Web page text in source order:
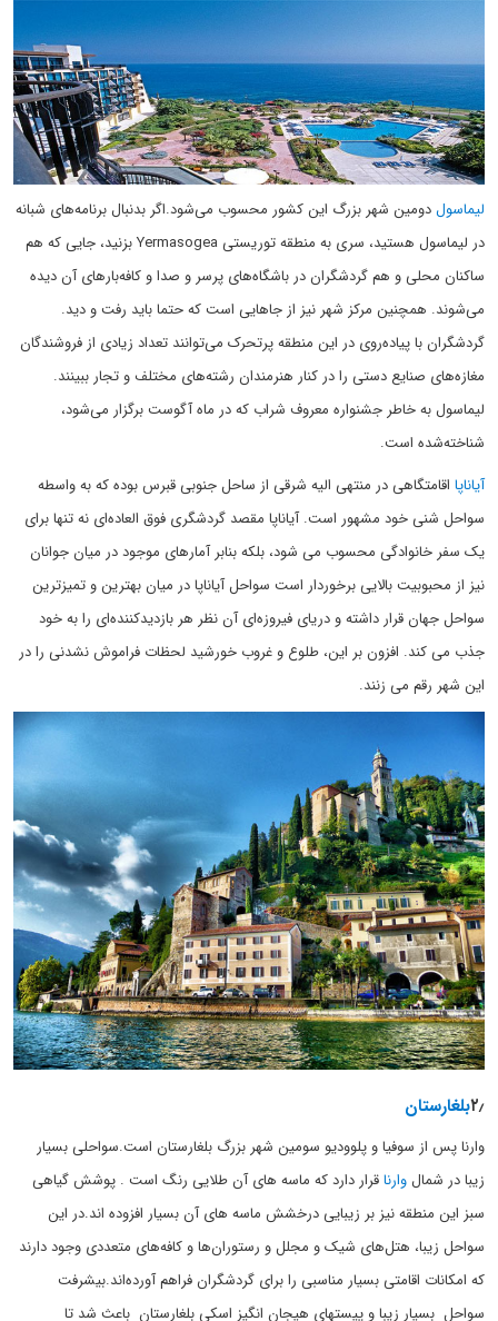
لیماسولدومین شهر بزرگ این کشور محسوب می‌شود.اگر بدنبال برنامه‌های شبانه
در لیماسول هستید، سری به منطقه توریستی Yermasogea بزنید، جایی که هم
ساکنان محلی و هم گردشگران در باشگاه‌های پر‌سر و صدا و کافه‌بارهای آن دیده
می‌شوند. همچنین مرکز شهر نیز از جاهایی است که حتما باید رفت و دید.
گردشگران با پیاده‌روی در این منطقه پرتحرک می‌توانند تعداد زیادی از فروشندگان
مغازه‌های صنایع دستی را در کنار هنرمندان رشته‌های مختلف و تجار ببینند.
لیماسول به خاطر جشنواره معروف شراب که در ماه آگوست برگزار می‌شود،
شناخته‌شده است.
آیاناپا اقامتگاهی در منتهی الیه شرقی از ساحل جنوبی قبرس بوده که به واسطه
سواحل شنی خود مشهور است. آیاناپا مقصد گردشگری فوق العاده‌ای نه تنها برای
یک سفر خانوادگی محسوب می شود، بلکه بنابر آمارهای موجود در میان جوانان
نیز از محبوبیت بالایی برخوردار است سواحل آیاناپا در میان بهترین و تمیزترین
سواحل جهان قرار داشته و دریای فیروزه‌ای آن نظر هر بازدیدکننده‌ای را به خود
جذب می کند. افزون بر این، طلوع و غروب خورشید لحظات فراموش نشدنی را در
این شهر رقم می زنند.
۲٫بلغارستان
وارنا پس از سوفیا و پلوودیو سومین شهر بزرگ بلغارستان است.سواحلی بسیار
زیبا در شمال وارناقرار دارد که ماسه های آن طلایی رنگ است . پوشش گیاهی
سبز این منطقه نیز بر زیبایی درخشش ماسه های آن بسیار افزوده اند.در این
سواحل زیبا، هتل‌های شیک و مجلل و رستوران‌ها و کافه‌های متعددی وجود دارند
که امکانات اقامتی بسیار مناسبی را برای گردشگران فراهم آورده‌اند.بیشرفت
سواحل بسیار زیبا و پیستهای هیجان انگیز اسکی بلغارستان باعث شد تا